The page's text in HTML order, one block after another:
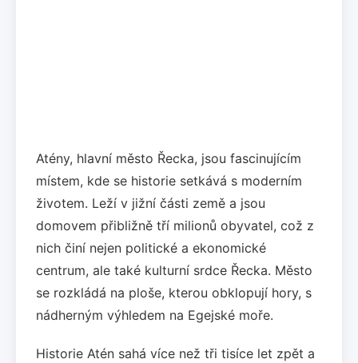
Atény, hlavní město Řecka, jsou fascinujícím
místem, kde se historie setkává s moderním
životem. Leží v jižní části země a jsou
domovem přibližně tří milionů obyvatel, což z
nich činí nejen politické a ekonomické
centrum, ale také kulturní srdce Řecka. Město
se rozkládá na ploše, kterou obklopují hory, s
nádherným výhledem na Egejské moře.
Historie Atén sahá více než tři tisíce let zpět a